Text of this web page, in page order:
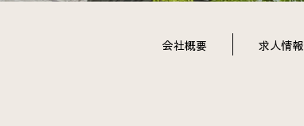
会社概要 求人情報